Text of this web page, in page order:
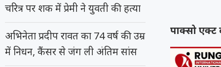
पाक्सो एक्ट
चरित्र पर शक में प्रेमी ने युवती की हत्या
अभिनेता प्रदीप रावत का 74 वर्ष की उम्र
में निधन, कैंसर से जंग ली अंतिम सांस